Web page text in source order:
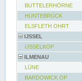
BUTTELERHÖRNE
HUNTEBRÜCK
ELSFLETH OHRT
IJSSEL
IJSSELKOP
ILMENAU
LÜNE
BARDOWICK OP